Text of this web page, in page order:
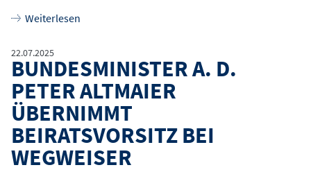
Weiterlesen
22.07.2025
BUNDESMINISTER A. D.
PETER ALTMAIER
ÜBERNIMMT
BEIRATSVORSITZ BEI
WEGWEISER